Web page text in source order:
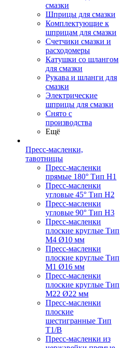
смазки
Шприцы для смазки
Комплектующие к
шприцам для смазки
Счетчики смазки и
расходомеры
Катушки со шлангом
для смазки
Рукава и шланги для
смазки
Электрические
шприцы для смазки
Снято с
производства
Ещё
Пресс-масленки,
тавотницы
Пресс-масленки
прямые 180° Тип H1
Пресс-масленки
угловые 45° Тип H2
Пресс-масленки
угловые 90° Тип H3
Пресс-масленки
плоские круглые Тип
M4 Ø10 мм
Пресс-масленки
плоские круглые Тип
M1 Ø16 мм
Пресс-масленки
плоские круглые Тип
M22 Ø22 мм
Пресс-масленки
плоские
шестигранные Тип
T1/B
Пресс-масленки из